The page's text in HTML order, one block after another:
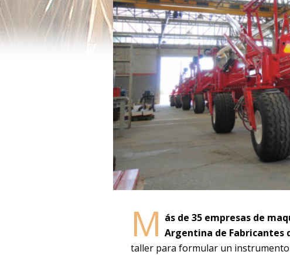
M ás de 35 empresas de
Argentina de Fabricantes
taller para formular un instrumento